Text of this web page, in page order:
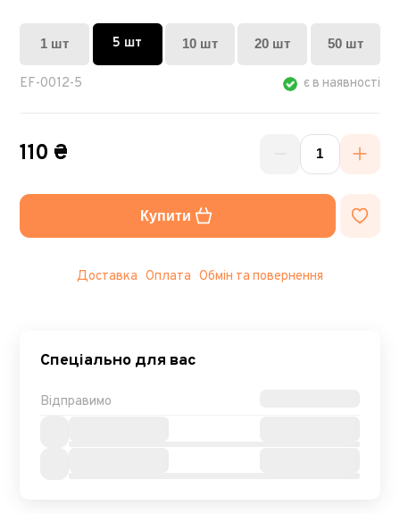
1 шт 5 шт 10 шт 20 шт 50 шт
EF-0012-5 є в наявності
110 ₴
Купити
Доставка Оплата Обмін та повернення
Спеціально для вас
Відправимо